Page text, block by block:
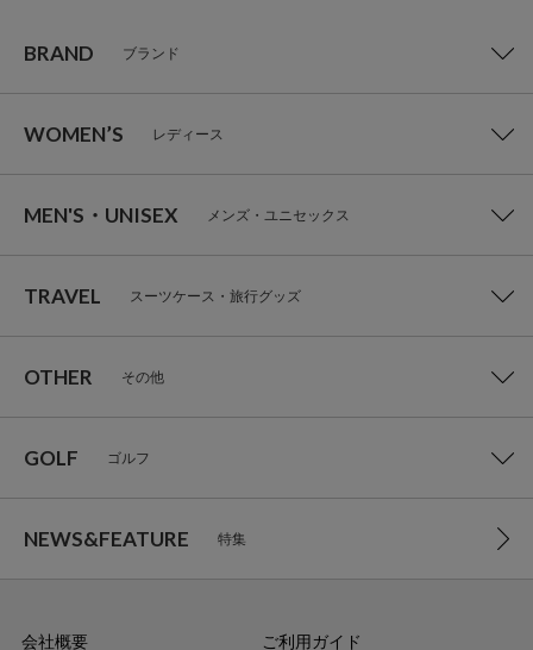
BRAND ブランド
WOMEN’S レディース
MEN'S・UNISEX メンズ・ユニセックス
TRAVEL スーツケース・旅行グッズ
OTHER その他
GOLF ゴルフ
NEWS&FEATURE 特集
会社概要 ご利用ガイド